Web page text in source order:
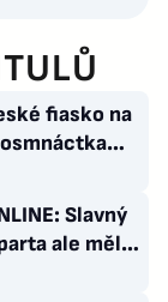
fiasko na
Slavný
ale měla